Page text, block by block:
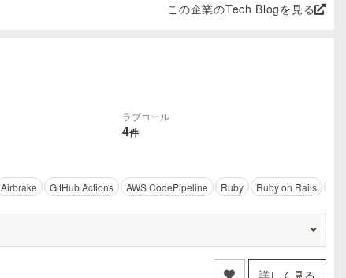
この企業のTech Blogを見る
ラブコール
4件
Airbrake GitHub Actions AWS CodePipeline Ruby Ruby on Rails
詳しく見る